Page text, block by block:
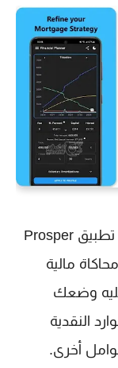
الكل يحتاج الى تطبيق لمتابعة الأموال، تطبيق Prosper
مالية
وضعك
النقدية
أخرى.